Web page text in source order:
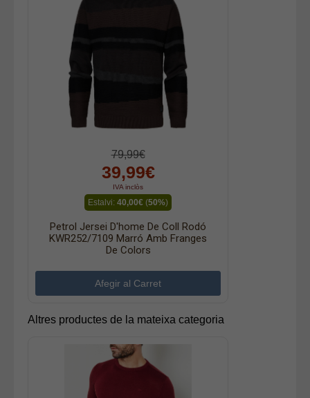
79,99€
39,99€
IVA inclòs
Estalvi: 40,00€ (50%)
Petrol Jersei D'home De Coll Rodó
KWR252/7109 Marró Amb Franges
De Colors
Altres productes de la mateixa categoria